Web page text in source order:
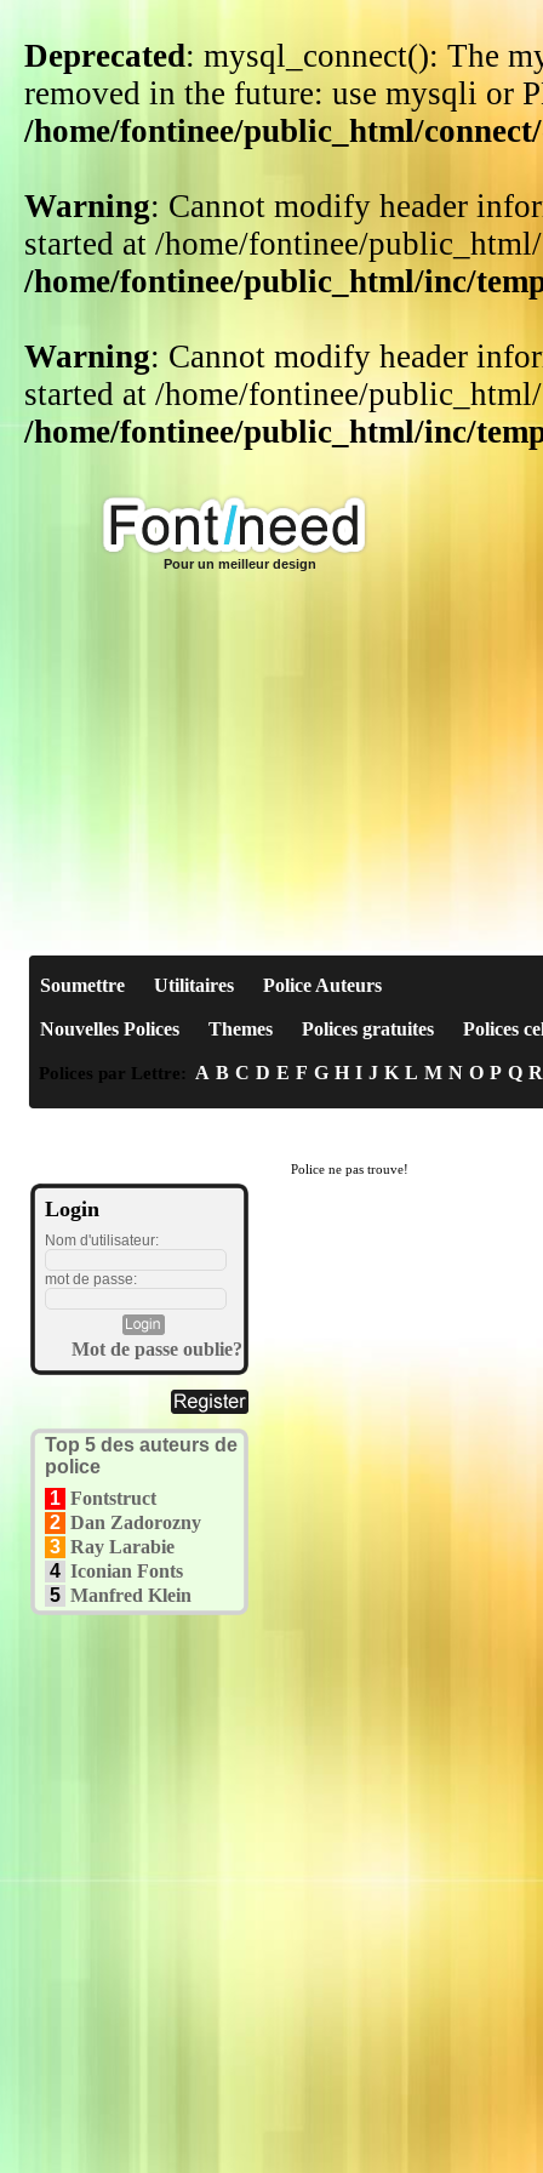
Deprecated: mysql_connect(): The
removed in the future: use mysqli or
/home/fontinee/public_html/
Warning: Cannot modify header
started at /home/fontinee/
/home/fontinee/public_html/inc/
Warning: Cannot modify header
started at /home/fontinee/
/home/fontinee/public_html/inc/
Pour un meilleur design
Soumettre Utilitaires Police Auteurs
Nouvelles Polices Themes Polices gratuites Polices
Polices par Lettre: A B C D E F G H I J K L M N O P Q R
Login
Nom d'utilisateur:
mot de passe:
Mot de passe oublie?
Top 5 des auteurs de
police
1 Fontstruct
2 Dan Zadorozny
3 Ray Larabie
4 Iconian Fonts
5 Manfred Klein
Police ne pas trouve!